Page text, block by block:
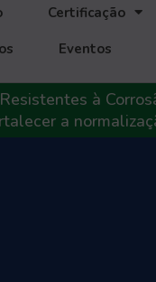
Certificação
Eventos
à
a